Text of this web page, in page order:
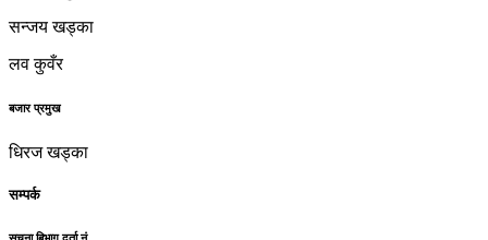
सन्जय खड्का
लव कुवँर
बजार प्रमुख
धिरज खड्का
सम्पर्क